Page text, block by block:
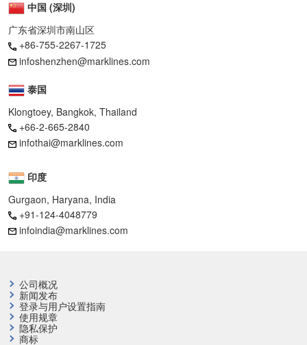
中国 (深圳)
广东省深圳市南山区
+86-755-2267-1725
infoshenzhen@marklines.com
泰国
Klongtoey, Bangkok, Thailand
+66-2-665-2840
infothai@marklines.com
印度
Gurgaon, Haryana, India
+91-124-4048779
infoindia@marklines.com
公司概况
新闻发布
登录与用户设置指南
使用规章
隐私保护
商标